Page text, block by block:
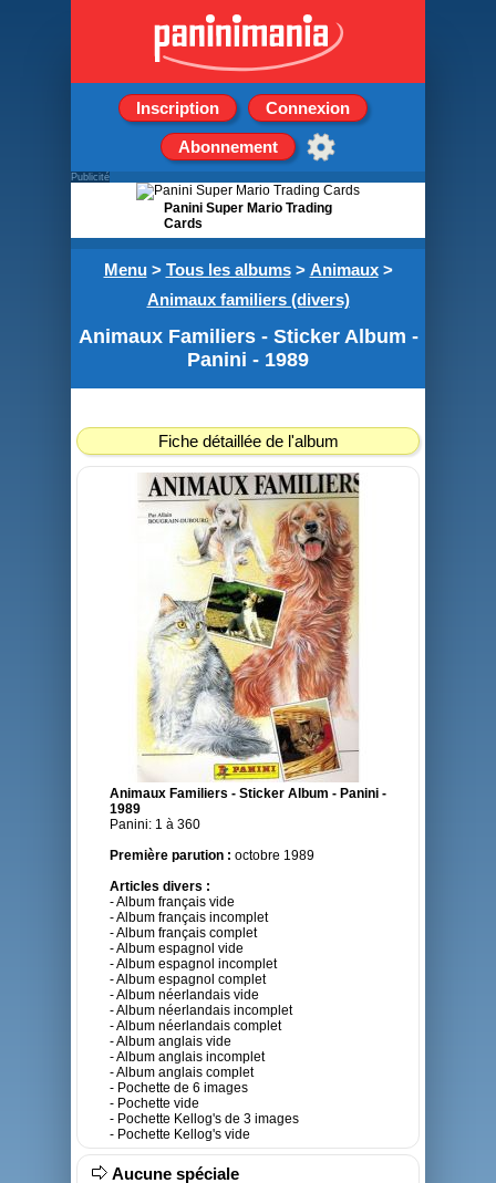
Inscription Connexion
Abonnement
Menu> Tous les albums> Animaux>
Animaux familiers (divers)
Animaux Familiers - Sticker Album -
Panini - 1989
Fiche détaillée de l'album
Animaux Familiers - Sticker Album - Panini -
1989
Panini: 1 à 360
Première parution : octobre 1989
Articles divers :
- Album français vide
- Album français incomplet
- Album français complet
- Album espagnol vide
- Album espagnol incomplet
- Album espagnol complet
- Album néerlandais vide
- Album néerlandais incomplet
- Album néerlandais complet
- Album anglais vide
- Album anglais incomplet
- Album anglais complet
- Pochette de 6 images
- Pochette vide
- Pochette Kellog's de 3 images
- Pochette Kellog's vide
Aucune spéciale
Publicité
Panini Super Mario Trading
Cards
collection 1 classeur + 3